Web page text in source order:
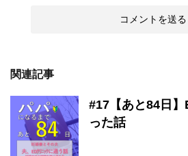
関連記事
#17【あと84日
った話